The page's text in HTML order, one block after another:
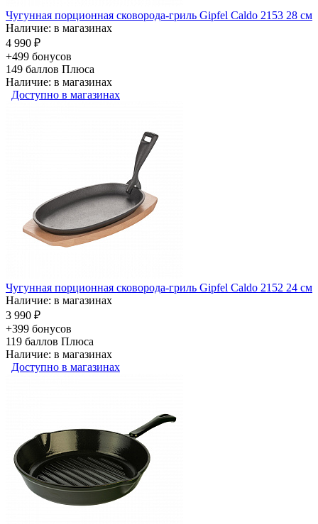
Чугунная порционная сковорода-гриль Gipfel Caldo 2153 28 см
Наличие: в магазинах
4 990 ₽
+499 бонусов
149 баллов Плюса
Наличие: в магазинах
Доступно в магазинах
Чугунная порционная сковорода-гриль Gipfel Caldo 2152 24 см
Наличие: в магазинах
3 990 ₽
+399 бонусов
119 баллов Плюса
Наличие: в магазинах
Доступно в магазинах